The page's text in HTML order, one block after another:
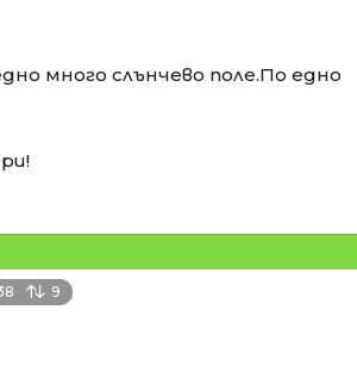
много слънчево поле.По едно
9